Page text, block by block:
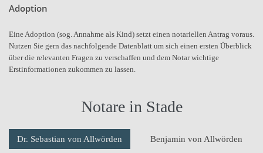
Adoption
Eine Adoption (sog. Annahme als Kind) setzt einen notariellen Antrag voraus.
Nutzen Sie gern das nachfolgende Datenblatt um sich einen ersten Überblick
über die relevanten Fragen zu verschaffen und dem Notar wichtige
Erstinformationen zukommen zu lassen.
Notare in Stade
Dr. Sebastian von Allwörden Benjamin von Allwörden